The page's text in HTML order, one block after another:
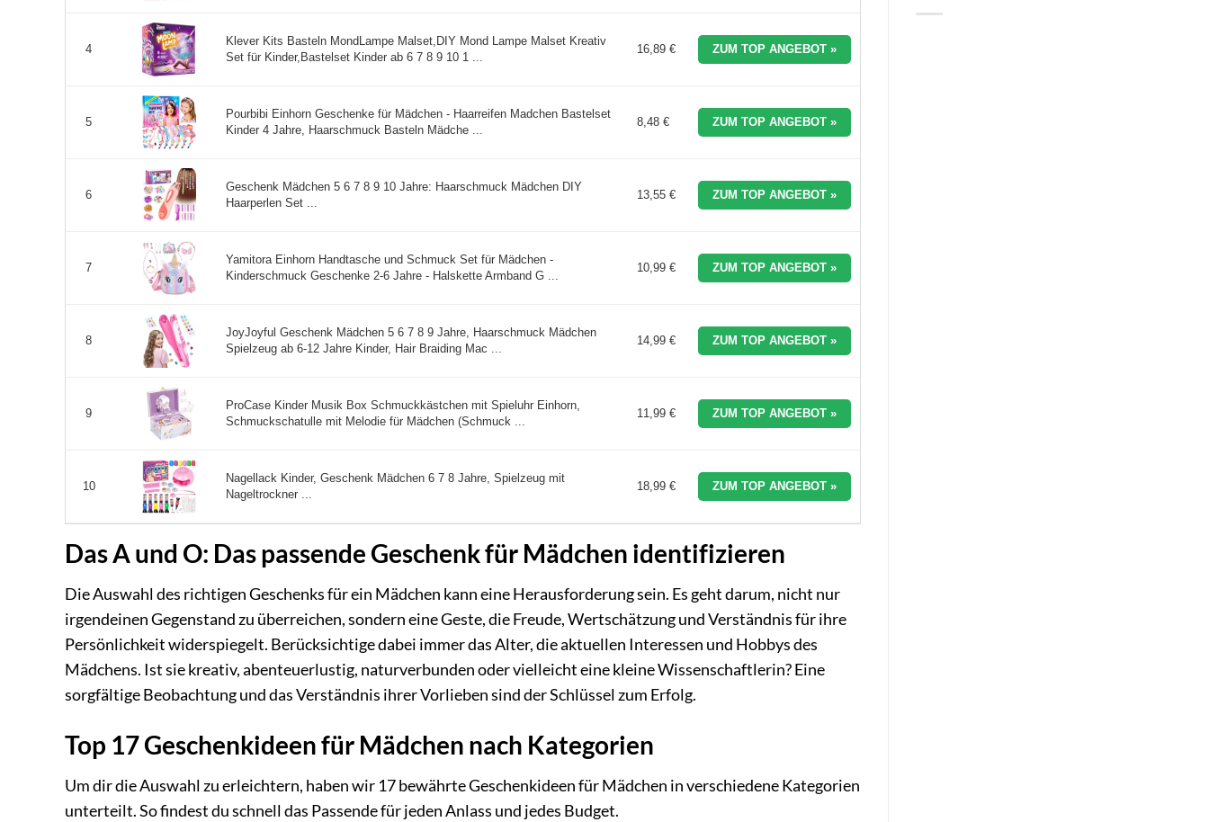
4
Klever Kits Basteln MondLampe Malset,DIY Mond Lampe Malset Kreativ
Set für Kinder,Bastelset Kinder ab 6 7 8 9 10 1 ...
16,89 € ZUM TOP ANGEBOT »
5
Pourbibi Einhorn Geschenke für Mädchen - Haarreifen Madchen Bastelset
Kinder 4 Jahre, Haarschmuck Basteln Mädche ...
8,48 € ZUM TOP ANGEBOT »
6
Geschenk Mädchen 5 6 7 8 9 10 Jahre: Haarschmuck Mädchen DIY
Haarperlen Set ...
13,55 € ZUM TOP ANGEBOT »
7
Yamitora Einhorn Handtasche und Schmuck Set für Mädchen -
Kinderschmuck Geschenke 2-6 Jahre - Halskette Armband G ...
10,99 € ZUM TOP ANGEBOT »
8
JoyJoyful Geschenk Mädchen 5 6 7 8 9 Jahre, Haarschmuck Mädchen
Spielzeug ab 6-12 Jahre Kinder, Hair Braiding Mac ...
14,99 € ZUM TOP ANGEBOT »
9
ProCase Kinder Musik Box Schmuckkästchen mit Spieluhr Einhorn,
Schmuckschatulle mit Melodie für Mädchen (Schmuck ...
11,99 € ZUM TOP ANGEBOT »
10
Nagellack Kinder, Geschenk Mädchen 6 7 8 Jahre, Spielzeug mit
Nageltrockner ...
18,99 € ZUM TOP ANGEBOT »
Das A und O: Das passende Geschenk für Mädchen identifizieren
Die Auswahl des richtigen Geschenks für ein Mädchen kann eine Herausforderung sein. Es geht darum, nicht nur
irgendeinen Gegenstand zu überreichen, sondern eine Geste, die Freude, Wertschätzung und Verständnis für ihre
Persönlichkeit widerspiegelt. Berücksichtige dabei immer das Alter, die aktuellen Interessen und Hobbys des
Mädchens. Ist sie kreativ, abenteuerlustig, naturverbunden oder vielleicht eine kleine Wissenschaftlerin? Eine
sorgfältige Beobachtung und das Verständnis ihrer Vorlieben sind der Schlüssel zum Erfolg.
Top 17 Geschenkideen für Mädchen nach Kategorien
Um dir die Auswahl zu erleichtern, haben wir 17 bewährte Geschenkideen für Mädchen in verschiedene Kategorien
unterteilt. So findest du schnell das Passende für jeden Anlass und jedes Budget.